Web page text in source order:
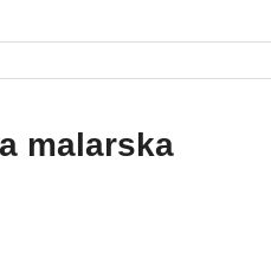
malarska